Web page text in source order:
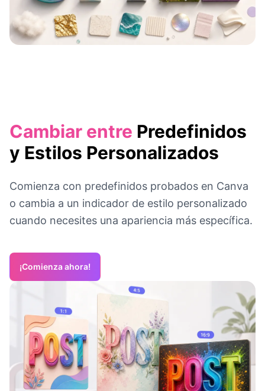
Cambiar entre Predefinidos
y Estilos Personalizados
Comienza con predefinidos probados en Canva
o cambia a un indicador de estilo personalizado
cuando necesites una apariencia más específica.
¡Comienza ahora!